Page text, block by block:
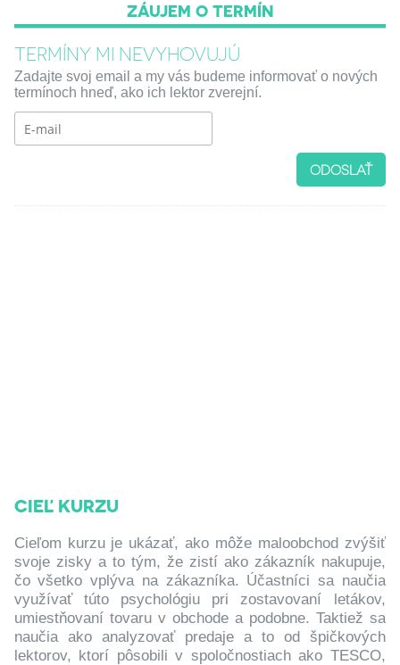
ZÁUJEM O TERMÍN
TERMÍNY MI NEVYHOVUJÚ
Zadajte svoj email a my vás budeme informovať o nových
termínoch hneď, ako ich lektor zverejní.
ODOSLAŤ
CIEĽ KURZU
Cieľom kurzu je ukázať, ako môže maloobchod zvýšiť
svoje zisky a to tým, že zistí ako zákazník nakupuje,
čo všetko vplýva na zákazníka. Účastníci sa naučia
využívať túto psychológiu pri zostavovaní letákov,
umiestňovaní tovaru v obchode a podobne. Taktiež sa
naučia ako analyzovať predaje a to od špičkových
lektorov, ktorí pôsobili v spoločnostiach ako TESCO,